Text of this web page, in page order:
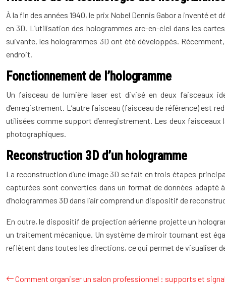
À la fin des années 1940, le prix Nobel Dennis Gabor a inventé
en 3D. L’utilisation des hologrammes arc-en-ciel dans les
suivante, les hologrammes 3D ont été développés.
endroit.
Fonctionnement de l’hologramme
Un faisceau de lumière laser est divisé en deux faisceaux
d’enregistrement. L’autre faisceau (faisceau de référence) est
utilisées comme support d’enregistrement. Les deux faisceaux
photographiques.
Reconstruction 3D d’un hologramme
La reconstruction d’une image 3D se fait en trois étapes
capturées sont converties dans un format de données adapté
d’hologrammes 3D dans l’air comprend un dispositif de
En outre, le dispositif de projection aérienne projette un
un traitement mécanique. Un système de miroir tournant est
reflètent dans toutes les directions, ce qui permet de visualiser
Comment organiser un salon professionnel : supports et